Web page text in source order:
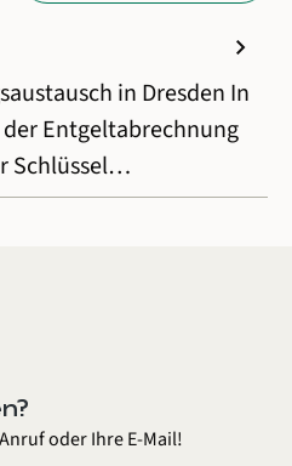
chevron_right
in Dresden In
Entgeltabrechnung
Schlüssel…
oder Ihre E-Mail!